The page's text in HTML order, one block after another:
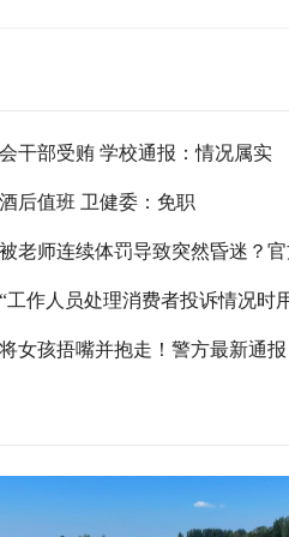
干部受贿 学校通报：情况属实
后值班 卫健委：免职
女孩捂嘴并抱走！警方最新通报